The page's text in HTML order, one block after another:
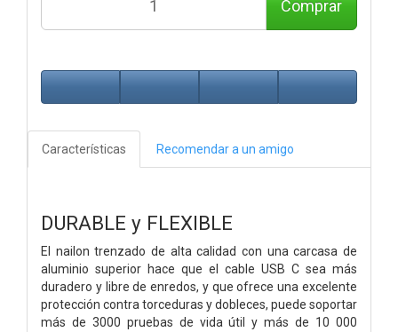
Comprar
Características Recomendar a un amigo
DURABLE y FLEXIBLE
El nailon trenzado de alta calidad con una carcasa de
aluminio superior hace que el cable USB C sea más
duradero y libre de enredos, y que ofrece una excelente
protección contra torceduras y dobleces, puede soportar
más de 3000 pruebas de vida útil y más de 10 000